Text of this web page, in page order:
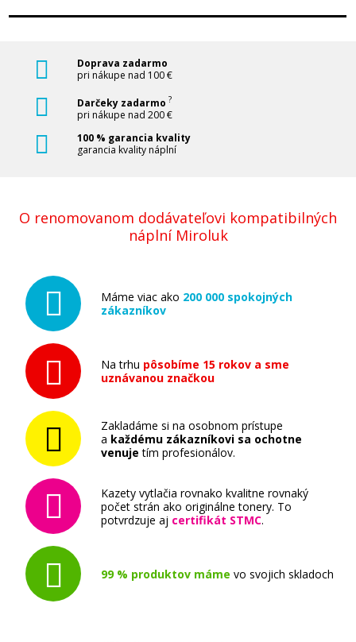
Doprava zadarmo
pri nákupe nad 100 €
Darčeky zadarmo ?
pri nákupe nad 200 €
100 % garancia kvality
garancia kvality náplní
O renomovanom dodávateľovi kompatibilných
náplní Miroluk
Máme viac ako 200 000 spokojných
zákazníkov
Na trhu pôsobíme 15 rokov a sme
uznávanou značkou
Zakladáme si na osobnom prístupe
a každému zákazníkovi sa ochotne
venuje tím profesionálov.
Kazety vytlačia rovnako kvalitne rovnaký
počet strán ako originálne tonery. To
potvrdzuje aj certifikát STMC.
99 % produktov máme vo svojich skladoch